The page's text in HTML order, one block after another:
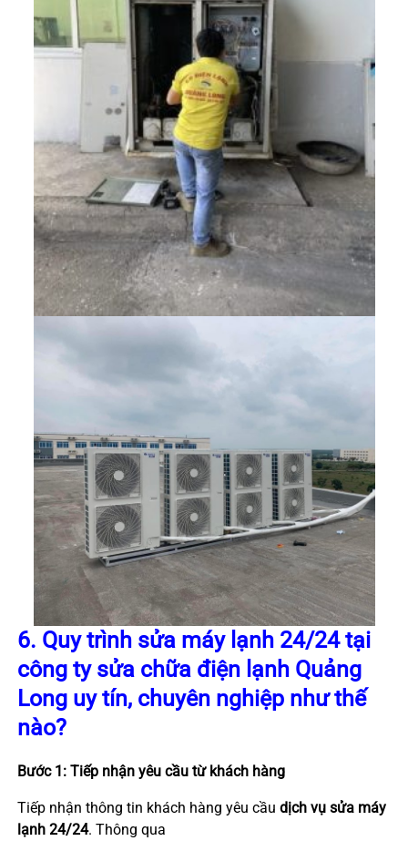
6. Quy trình sửa máy lạnh 24/24 tại
công ty sửa chữa điện lạnh Quảng
Long uy tín, chuyên nghiệp như thế
nào?
Bước 1: Tiếp nhận yêu cầu từ khách hàng
Tiếp nhận thông tin khách hàng yêu cầu dịch vụ sửa máy
lạnh 24/24. Thông qua